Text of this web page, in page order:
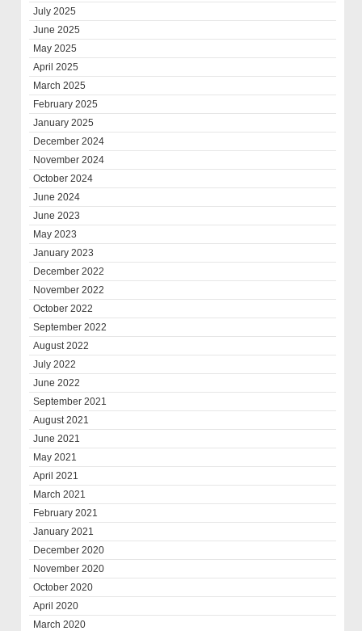
July 2025
June 2025
May 2025
April 2025
March 2025
February 2025
January 2025
December 2024
November 2024
October 2024
June 2024
June 2023
May 2023
January 2023
December 2022
November 2022
October 2022
September 2022
August 2022
July 2022
June 2022
September 2021
August 2021
June 2021
May 2021
April 2021
March 2021
February 2021
January 2021
December 2020
November 2020
October 2020
April 2020
March 2020